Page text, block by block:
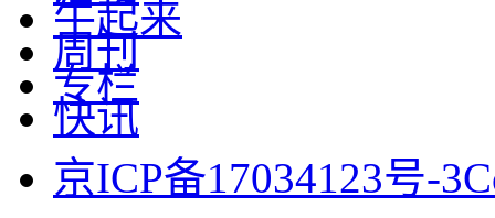
牛起来
周刊
专栏
快讯
京ICP备17034123号-3